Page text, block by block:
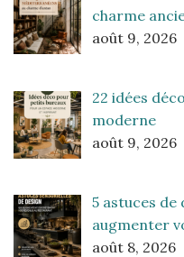
charme
août 9, 2026
22 idées
moderne
août 9, 2026
5 astuces
augmenter
août 8, 2026